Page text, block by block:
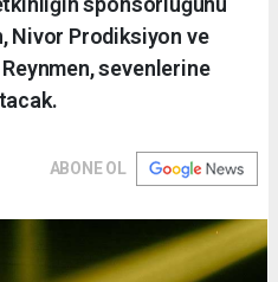
Nivor Prodiksiyon ve
sevenlerine
ABONE OL